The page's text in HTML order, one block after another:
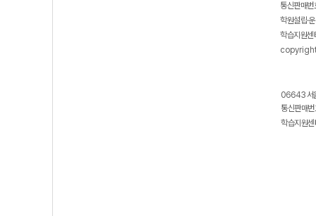
통신판매
학원설립·
학습지원
06643 서
통신판매
학습지원